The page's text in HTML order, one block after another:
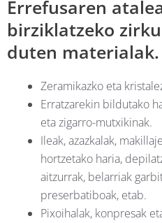
Errefusaren
birziklatzeko
duten
Zeramikazko eta
Erratzarekin bildutako
eta zigarro-mutxikinak.
Ileak, azazkalak,
hortzetako haria,
aitzurrak, belarriak
preserbatiboak, etab.
Pixoihalak, konpresak